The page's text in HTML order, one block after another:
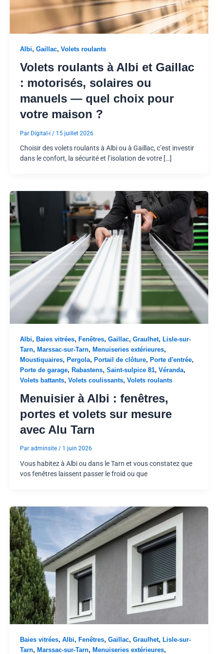
Albi, Gaillac, Volets roulants
Volets roulants à Albi et Gaillac
: motorisés, solaires ou
manuels — quel choix pour
votre maison ?
Par Digital-i / 15 juillet 2026
Choisir des volets roulants à Albi ou à Gaillac, c’est investir
dans le confort, la sécurité et l’isolation de votre […]
Albi, Baies vitrées, Fenêtres, Gaillac, Graulhet, Lisle-sur-
Tarn, Marssac-sur-Tarn, Menuiseries extérieures,
Moustiquaires, Pergola, Portail de clôture, Porte d'entrée,
Porte de garage, Rabastens, Saint-sulpice 81, Véranda,
Volets battants, Volets coulissants, Volets roulants
Menuisier à Albi : fenêtres,
portes et volets sur mesure
avec Alu Tarn
Par adminsite / 1 juin 2026
Vous habitez à Albi ou dans le Tarn et vous constatez que
vos fenêtres laissent passer le froid ou que
Baies vitrées, Albi, Fenêtres, Gaillac, Graulhet, Lisle-sur-
Tarn, Marssac-sur-Tarn, Menuiseries extérieures,